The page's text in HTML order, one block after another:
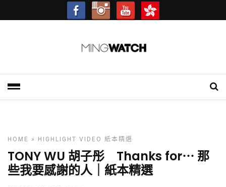
HOME » HIGHLIGHT VIDEO 紙本精選
TONY WU 胡子彤 Thanks for⋯ 那
些我要感謝的人｜紙本精選